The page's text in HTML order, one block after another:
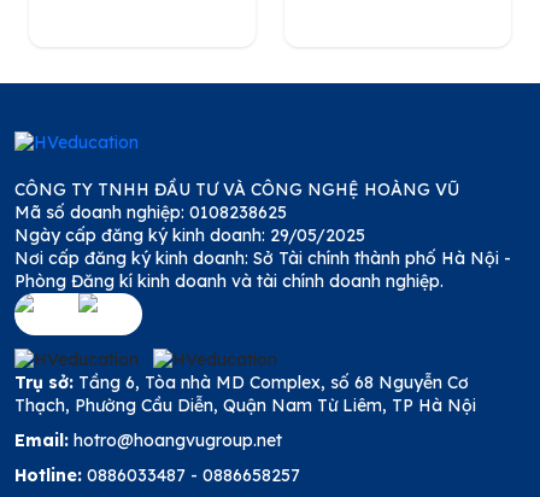
CÔNG TY TNHH ĐẦU TƯ VÀ CÔNG NGHỆ HOÀNG VŨ
Mã số doanh nghiệp: 0108238625
Ngày cấp đăng ký kinh doanh: 29/05/2025
Nơi cấp đăng ký kinh doanh: Sở Tài chính thành phố Hà Nội -
Phòng Đăng kí kinh doanh và tài chính doanh nghiệp.
Trụ sở: Tầng 6, Tòa nhà MD Complex, số 68 Nguyễn Cơ
Thạch, Phường Cầu Diễn, Quận Nam Từ Liêm, TP Hà Nội
Email: hotro@hoangvugroup.net
Hotline: 0886033487 - 0886658257